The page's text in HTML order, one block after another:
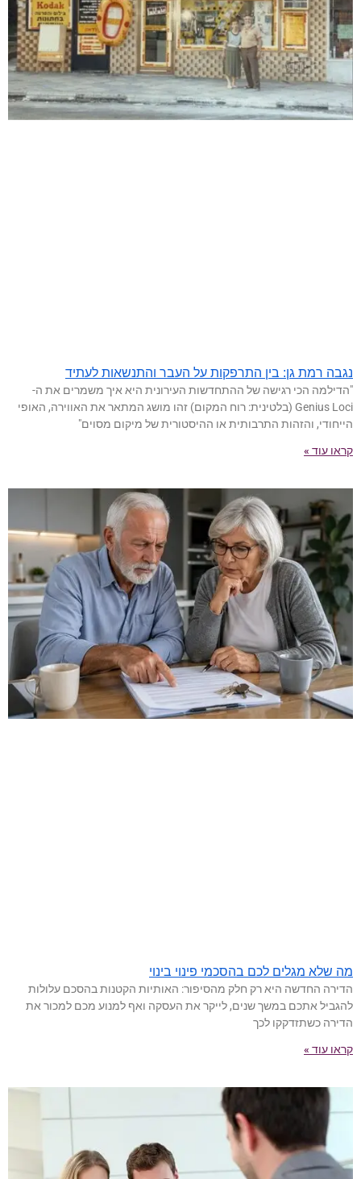
נגבה רמת גן: בין התרפקות על העבר והתנשאות לעתיד
"הדילמה הכי רגישה של ההתחדשות העירונית היא איך משמרים את ה-
Genius Loci (בלטינית: רוח המקום) זהו מושג המתאר את האווירה, האופי
הייחודי, והזהות התרבותית או ההיסטורית של מיקום מסוים"
קראו עוד »
מה שלא מגלים לכם בהסכמי פינוי בינוי
הדירה החדשה היא רק חלק מהסיפור: האותיות הקטנות בהסכם עלולות
להגביל אתכם במשך שנים, לייקר את העסקה ואף למנוע מכם למכור את
הדירה כשתזדקקו לכך
קראו עוד »